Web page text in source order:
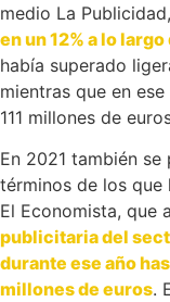
medio La
en un 12% a lo
había superado
mientras que en
111 millones de
En 2021 también
términos de los que
El Economista, que
publicitaria del
durante ese año
millones de euros.